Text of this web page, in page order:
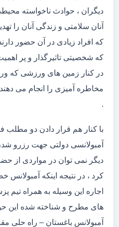
دیگران ، حوادث ناخواسته
آنان سلامتی و زندگی آنان را
که افراد زیادی در آن حضور
که شخصیتی تاثیرگذار و پر
در کنار زمین های ورزشی که
مخاطره آمیزی را انجام می
.
با کنار هم قرار دادن دو مطلب
آمبولانسی دولتی جهت رزرو
دیگر نمی توان در مواردی از
کرد ، در نتیجه اینکه
اجاره این وسیله به همراه تیم
های مطرح و شناخته شده این
آمبولانس باغستان – راه حلی